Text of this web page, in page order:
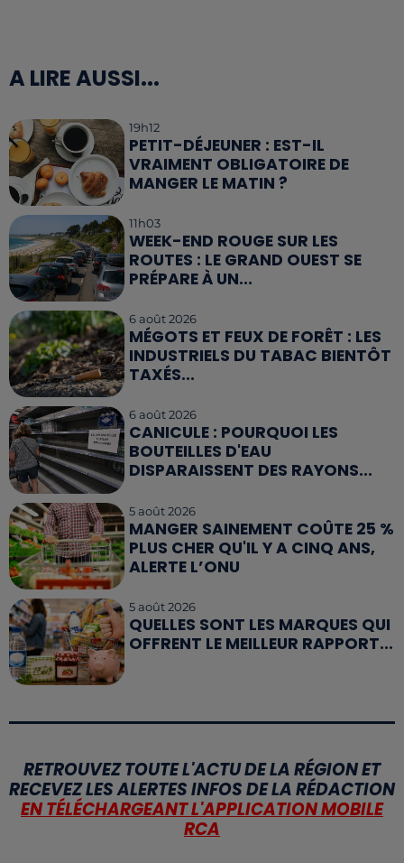
A LIRE AUSSI...
19h12
PETIT-DÉJEUNER : EST-IL
VRAIMENT OBLIGATOIRE DE
MANGER LE MATIN ?
11h03
WEEK-END ROUGE SUR LES
ROUTES : LE GRAND OUEST SE
PRÉPARE À UN...
6 août 2026
MÉGOTS ET FEUX DE FORÊT : LES
INDUSTRIELS DU TABAC BIENTÔT
TAXÉS...
6 août 2026
CANICULE : POURQUOI LES
BOUTEILLES D'EAU
DISPARAISSENT DES RAYONS...
5 août 2026
MANGER SAINEMENT COÛTE 25 %
PLUS CHER QU'IL Y A CINQ ANS,
ALERTE L’ONU
5 août 2026
QUELLES SONT LES MARQUES QUI
OFFRENT LE MEILLEUR RAPPORT...
RETROUVEZ TOUTE L'ACTU DE LA RÉGION ET
RECEVEZ LES ALERTES INFOS DE LA RÉDACTION
EN TÉLÉCHARGEANT L'APPLICATION MOBILE
RCA